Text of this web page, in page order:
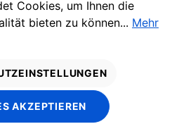
zzgl.
Versandkosten
wenn nicht anders angegeben.
IM
Cookies, um Ihnen die
bieten zu können... Mehr
AKZEPTIEREN